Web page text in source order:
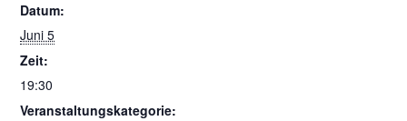
Datum:
Juni 5
Zeit:
19:30
Veranstaltungskategorie: